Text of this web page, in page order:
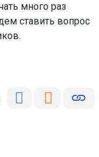
много раз
ставить вопрос